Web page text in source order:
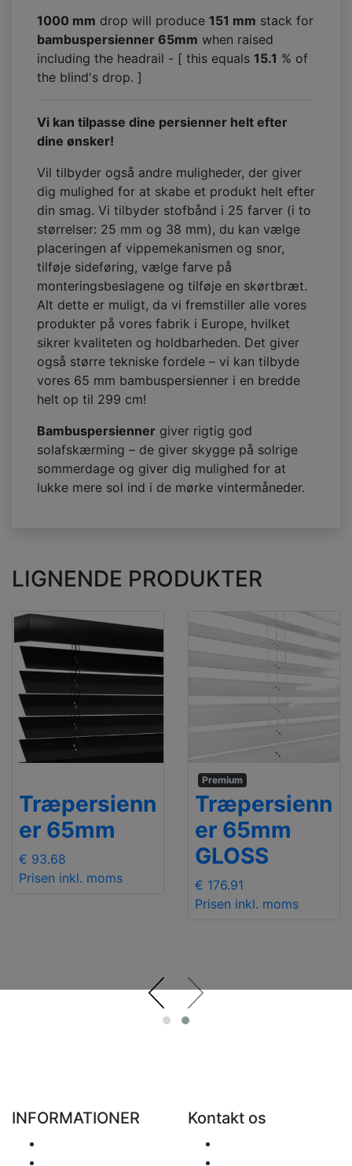
1000 mm drop will produce 151 mm stack for
bambuspersienner 65mm when raised
including the headrail - [ this equals 15.1 % of
the blind's drop. ]
Vi kan tilpasse dine persienner helt efter
dine ønsker!
Vil tilbyder også andre muligheder, der giver
dig mulighed for at skabe et produkt helt efter
din smag. Vi tilbyder stofbånd i 25 farver (i to
størrelser: 25 mm og 38 mm), du kan vælge
placeringen af vippemekanismen og snor,
tilføje sideføring, vælge farve på
monteringsbeslagene og tilføje en skørtbræt.
Alt dette er muligt, da vi fremstiller alle vores
produkter på vores fabrik i Europe, hvilket
sikrer kvaliteten og holdbarheden. Det giver
også større tekniske fordele – vi kan tilbyde
vores 65 mm bambuspersienner i en bredde
helt op til 299 cm!
Bambuspersienner giver rigtig god
solafskærming – de giver skygge på solrige
sommerdage og giver dig mulighed for at
lukke mere sol ind i de mørke vintermåneder.
LIGNENDE PRODUKTER
Træpersienn
er 65mm
€ 93.68
Prisen inkl. moms
Premium
Træpersienn
er 65mm
GLOSS
€ 176.91
Prisen inkl. moms
INFORMATIONER Kontakt os